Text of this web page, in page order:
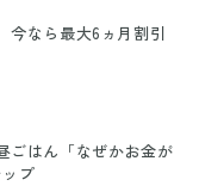
今なら最大6ヵ月割引
ごはん「なぜかお金が
プ